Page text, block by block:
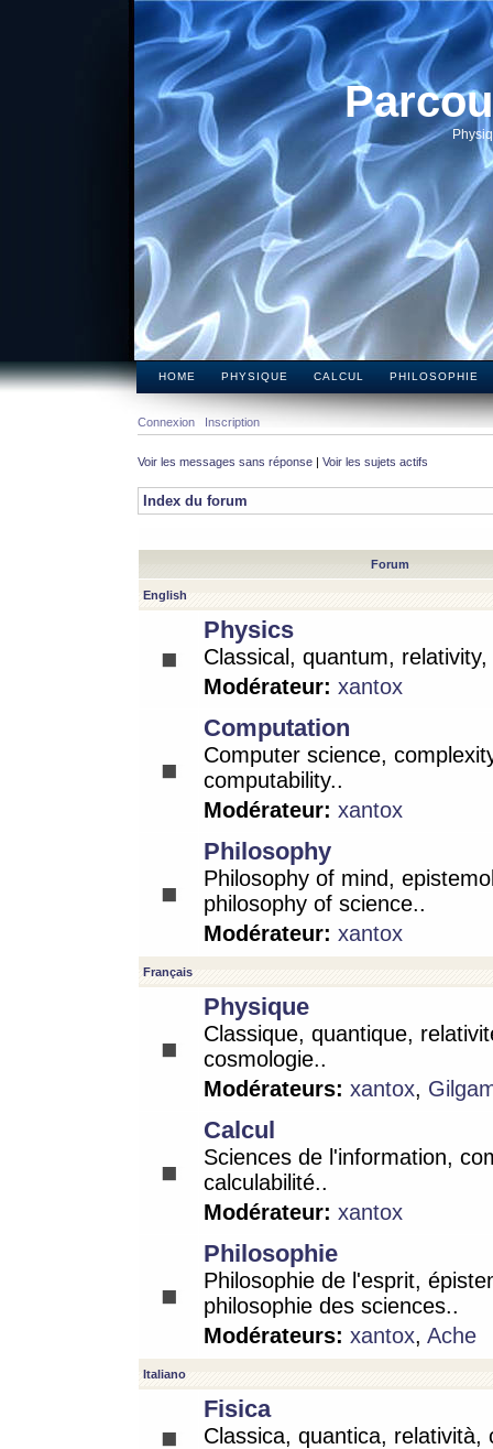
HOME PHYSIQUE CALCUL PHILOSOPHIE
Connexion Inscription
Voir les messages sans réponse | Voir les sujets actifs
Index du forum
Forum
English
Physics
Classical, quantum,
Modérateur: xantox
Computation
Computer science,
computability..
Modérateur: xantox
Philosophy
Philosophy of mind,
philosophy of science..
Modérateur: xantox
Français
Physique
Classique, quantique,
cosmologie..
Modérateurs: xantox,
Calcul
Sciences de l'information,
calculabilité..
Modérateur: xantox
Philosophie
Philosophie de l'esprit,
philosophie des sciences..
Modérateurs: xantox, Ache
Italiano
Fisica
Classica, quantica, relatività,